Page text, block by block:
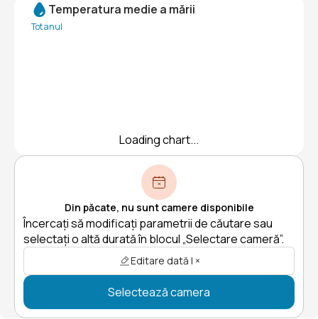
Temperatura medie a mării
Tot anul
Loading chart...
Din păcate, nu sunt camere disponibile
Încercați să modificați parametrii de căutare sau
selectați o altă durată în blocul „Selectare cameră”.
Editare dată | ×
Selectează camera